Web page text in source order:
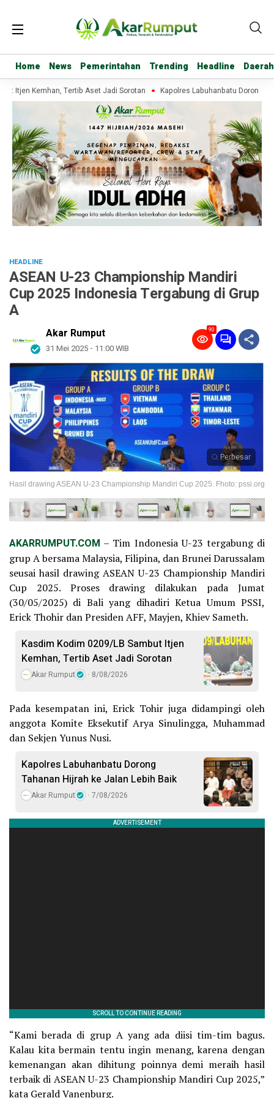
Home News Pemerintahan Trending Headline Daerah
Home News Pemerintahan Trending Headline Daerah
Itjen Kemhan, Tertib Aset Jadi Sorotan Kapolres Labuhanbatu Dorong
HEADLINE
ASEAN U-23 Championship Mandiri
Cup 2025 Indonesia Tergabung di Grup
A
Akar Rumput
31 Mei 2025 - 11:00 WIB
90
Perbesar
Hasil drawing ASEAN U-23 Championship Mandiri Cup 2025. Fhoto: pssi.org
AKARRUMPUT.COM – Tim Indonesia U-23 tergabung di
grup A bersama Malaysia, Filipina, dan Brunei Darussalam
seusai hasil drawing ASEAN U-23 Championship Mandiri
Cup 2025. Proses drawing dilakukan pada Jumat
(30/05/2025) di Bali yang dihadiri Ketua Umum PSSI,
Erick Thohir dan Presiden AFF, Mayjen, Khiev Sameth.
Kasdim Kodim 0209/LB Sambut Itjen
Kemhan, Tertib Aset Jadi Sorotan
Akar Rumput 8/08/2026
Pada kesempatan ini, Erick Tohir juga didampingi oleh
anggota Komite Eksekutif Arya Sinulingga, Muhammad
dan Sekjen Yunus Nusi.
Kapolres Labuhanbatu Dorong
Tahanan Hijrah ke Jalan Lebih Baik
Akar Rumput 7/08/2026
“Kami berada di grup A yang ada diisi tim-tim bagus.
Kalau kita bermain tentu ingin menang, karena dengan
kemenangan akan dihitung poinnya demi meraih hasil
terbaik di ASEAN U-23 Championship Mandiri Cup 2025,”
kata Gerald Vanenburg.